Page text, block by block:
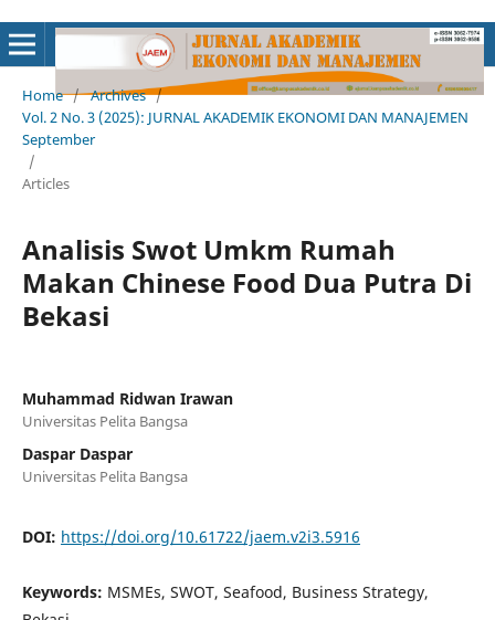
Home / Archives /
Vol. 2 No. 3 (2025): JURNAL AKADEMIK EKONOMI DAN MANAJEMEN
September
/
Articles
Analisis Swot Umkm Rumah
Makan Chinese Food Dua Putra Di
Bekasi
Muhammad Ridwan Irawan
Universitas Pelita Bangsa
Daspar Daspar
Universitas Pelita Bangsa
DOI: https://doi.org/10.61722/jaem.v2i3.5916
Keywords: MSMEs, SWOT, Seafood, Business Strategy,